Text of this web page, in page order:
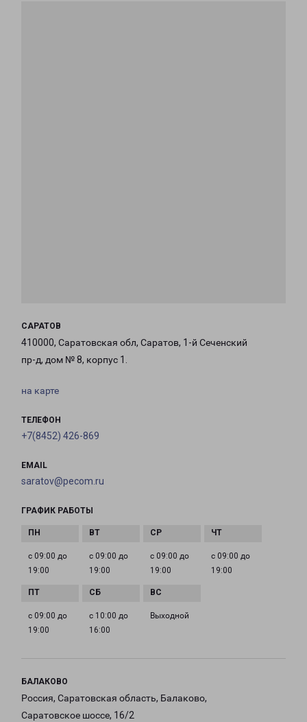
САРАТОВ
410000, Саратовская обл, Саратов, 1-й Сеченский
пр-д, дом № 8, корпус 1.
на карте
ТЕЛЕФОН
+7(8452) 426-869
EMAIL
saratov@pecom.ru
ГРАФИК РАБОТЫ
с 09:00 до
19:00
с 09:00 до
19:00
с 09:00 до
19:00
с 09:00 до
19:00
с 09:00 до
19:00
с 10:00 до
16:00
Выходной
БАЛАКОВО
Россия, Саратовская область, Балаково,
Саратовское шоссе, 16/2